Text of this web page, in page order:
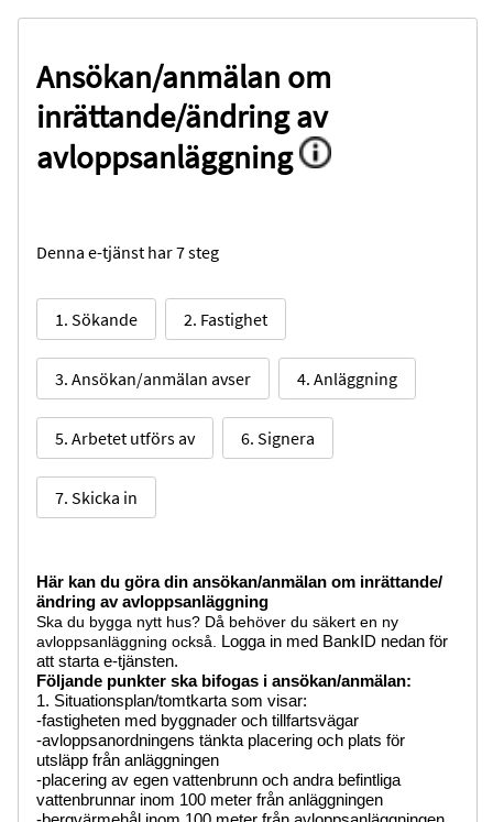
Ansökan/anmälan om
inrättande/ändring av
avloppsanläggning
Denna e-tjänst har 7 steg
1. Sökande 2. Fastighet
3. Ansökan/anmälan avser 4. Anläggning
5. Arbetet utförs av 6. Signera
7. Skicka in
Här kan du göra din ansökan/anmälan om inrättande/
ändring av avloppsanläggning
Ska du bygga nytt hus? Då behöver du säkert en ny
avloppsanläggning också.
Logga in med BankID nedan för
att starta e-tjänsten.
Följande punkter ska bifogas i ansökan/anmälan:
1. Situationsplan/tomtkarta som visar:
-fastigheten med byggnader och tillfartsvägar
-avloppsanordningens tänkta placering och plats för
utsläpp från anläggningen
-placering av egen vattenbrunn och andra befintliga
vattenbrunnar inom 100 meter från anläggningen